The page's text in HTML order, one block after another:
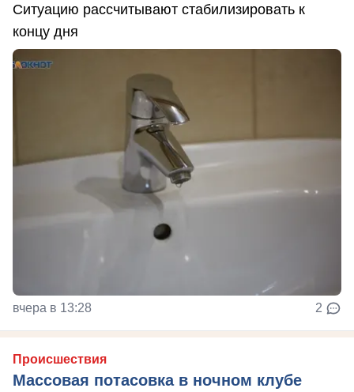
Ситуацию рассчитывают стабилизировать к
концу дня
вчера в 13:28 2
Происшествия
Массовая потасовка в ночном клубе